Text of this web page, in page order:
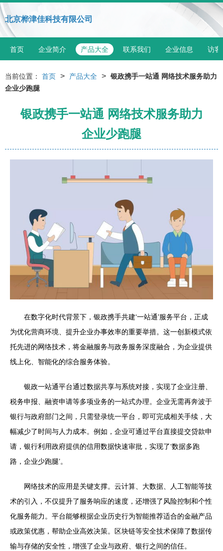
北京桦津佳科技有限公司
首页 企业简介 产品大全 联系我们 企业信息 访客
当前位置： 首页 > 产品大全 > 银政携手一站通 网络技术服务助力
企业少跑腿
银政携手一站通 网络技术服务助力
企业少跑腿
在数字化时代背景下，银政携手共建‘一站通’服务平台，正成
为优化营商环境、提升企业办事效率的重要举措。这一创新模式依
托先进的网络技术，将金融服务与政务服务深度融合，为企业提供
线上化、智能化的综合服务体验。
银政一站通平台通过数据共享与系统对接，实现了企业注册、
税务申报、融资申请等多项业务的一站式办理。企业无需再奔波于
银行与政府部门之间，只需登录统一平台，即可完成相关手续，大
幅减少了时间与人力成本。例如，企业可通过平台直接提交贷款申
请，银行利用政府提供的信用数据快速审批，实现了‘数据多跑
路，企业少跑腿’。
网络技术的应用是关键支撑。云计算、大数据、人工智能等技
术的引入，不仅提升了服务响应的速度，还增强了风险控制和个性
化服务能力。平台能够根据企业历史行为智能推荐适合的金融产品
或政策优惠，帮助企业高效决策。区块链等安全技术保障了数据传
输与存储的安全性，增强了企业与政府、银行之间的信任。